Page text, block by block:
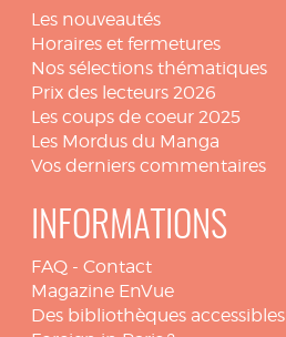
Les nouveautés
Horaires et fermetures
Nos sélections thématiques
Prix des lecteurs 2026
Les coups de coeur 2025
Les Mordus du Manga
Vos derniers commentaires
INFORMATIONS
FAQ - Contact
Magazine EnVue
Des bibliothèques accessibles